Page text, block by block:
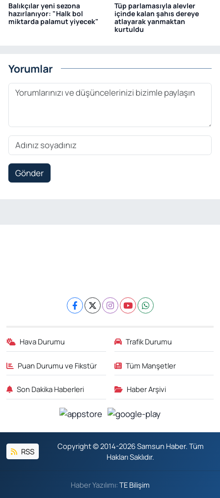
Balıkçılar yeni sezona
hazırlanıyor: "Halk bol
miktarda palamut yiyecek"
Tüp parlamasıyla alevler
içinde kalan şahıs dereye
atlayarak yanmaktan
kurtuldu
Yorumlar
Gönder
Hava Durumu Trafik Durumu
Puan Durumu ve Fikstür Tüm Manşetler
Son Dakika Haberleri Haber Arşivi
RSS
Copyright © 2014-2026 Samsun Haber. Tüm
Hakları Saklıdır.
Haber Yazılımı: TE Bilişim